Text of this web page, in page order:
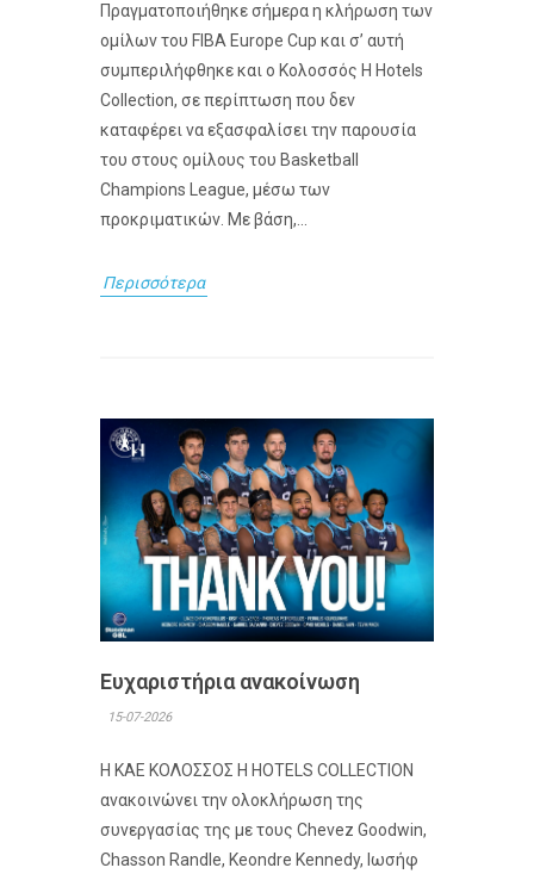
Πραγματοποιήθηκε σήμερα η κλήρωση των
ομίλων του FIBA Europe Cup και σ’ αυτή
συμπεριλήφθηκε και ο Κολοσσός H Hotels
Collection, σε περίπτωση που δεν
καταφέρει να εξασφαλίσει την παρουσία
του στους ομίλους του Basketball
Champions League, μέσω των
προκριματικών. Με βάση,...
Περισσότερα
Ευχαριστήρια ανακοίνωση
15-07-2026
Η ΚΑΕ ΚΟΛΟΣΣΟΣ H HOTELS COLLECTION
ανακοινώνει την ολοκλήρωση της
συνεργασίας της με τους Chevez Goodwin,
Chasson Randle, Keondre Kennedy, Ιωσήφ